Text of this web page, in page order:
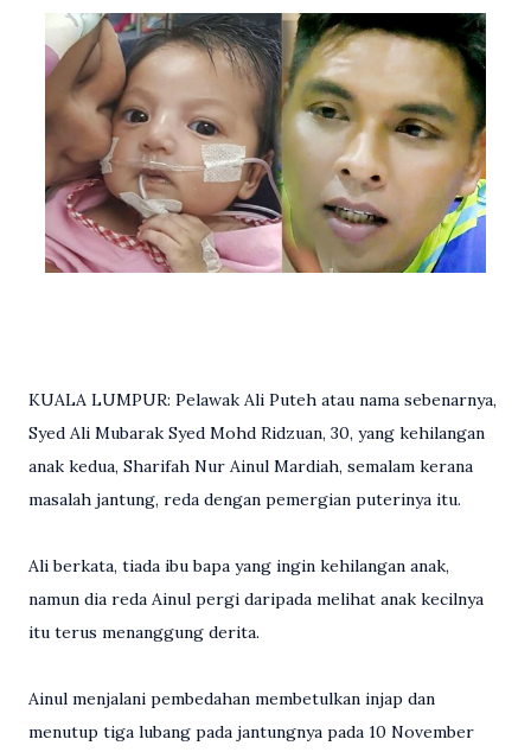
KUALA LUMPUR: Pelawak Ali Puteh atau nama sebenarnya,
Syed Ali Mubarak Syed Mohd Ridzuan, 30, yang kehilangan
anak kedua, Sharifah Nur Ainul Mardiah, semalam kerana
masalah jantung, reda dengan pemergian puterinya itu.
Ali berkata, tiada ibu bapa yang ingin kehilangan anak,
namun dia reda Ainul pergi daripada melihat anak kecilnya
itu terus menanggung derita.
Ainul menjalani pembedahan membetulkan injap dan
menutup tiga lubang pada jantungnya pada 10 November